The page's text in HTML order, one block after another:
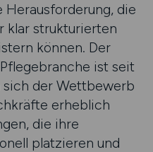
die
klar strukturierten
können. Der
ist seit
sich der Wettbewerb
erheblich
die ihre
platzieren und